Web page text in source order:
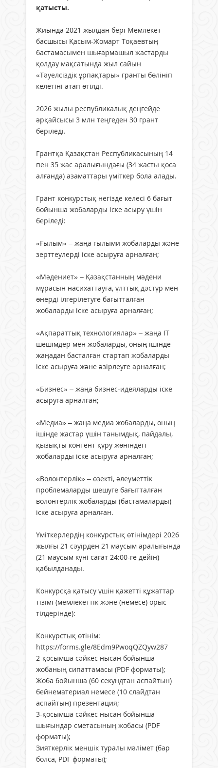
қатысты.
Жиында 2021 жылдан бері Мемлекет
басшысы Қасым-Жомарт Тоқаевтың
бастамасымен шығармашыл жастарды
қолдау мақсатында жыл сайын
«Тәуелсіздік ұрпақтары» гранты бөлініп
келетіні атап өтілді.
2026 жылы республикалық деңгейде
әрқайсысы 3 млн теңгеден 30 грант
беріледі.
Грантқа Қазақстан Республикасының 14
пен 35 жас аралығындағы (34 жасты қоса
алғанда) азаматтары үміткер бола алады.
Грант конкурстық негізде келесі 6 бағыт
бойынша жобаларды іске асыру үшін
беріледі:
«Ғылым» – жаңа ғылыми жобаларды және
зерттеулерді іске асыруға арналған;
«Мәдениет» – Қазақстанның мәдени
мұрасын насихаттауға, ұлттық дәстүр мен
өнерді ілгерілетуге бағытталған
жобаларды іске асыруға арналған;
«Ақпараттық технологиялар» – жаңа IT
шешімдер мен жобаларды, оның ішінде
жаңадан басталған стартап жобаларды
іске асыруға және әзірлеуге арналған;
«Бизнес» – жаңа бизнес-идеяларды іске
асыруға арналған;
«Медиа» – жаңа медиа жобаларды, оның
ішінде жастар үшін танымдық, пайдалы,
қызықты контент құру жөніндегі
жобаларды іске асыруға арналған;
«Волонтерлік» – өзекті, әлеуметтік
проблемаларды шешуге бағытталған
волонтерлік жобаларды (бастамаларды)
іске асыруға арналған.
Үміткерлердің конкурстық өтінімдері 2026
жылғы 21 сәуірден 21 маусым аралығында
(21 маусым күні сағат 24:00-ге дейін)
қабылданады.
Конкурсқа қатысу үшін қажетті құжаттар
тізімі (мемлекеттік және (немесе) орыс
тілдерінде):
Конкурстық өтінім:
https://forms.gle/8Edm9PwoqQZQyw287
2-қосымша сәйкес нысан бойынша
жобаның сипаттамасы (PDF форматы);
Жоба бойынша (60 секундтан аспайтын)
бейнематериал немесе (10 слайдтан
аспайтын) презентация;
3-қосымша сәйкес нысан бойынша
шығындар сметасының жобасы (PDF
форматы);
Зияткерлік меншік туралы мәлімет (бар
болса, PDF форматы);